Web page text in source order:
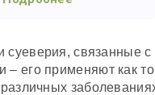
связанные с
– его применяют как